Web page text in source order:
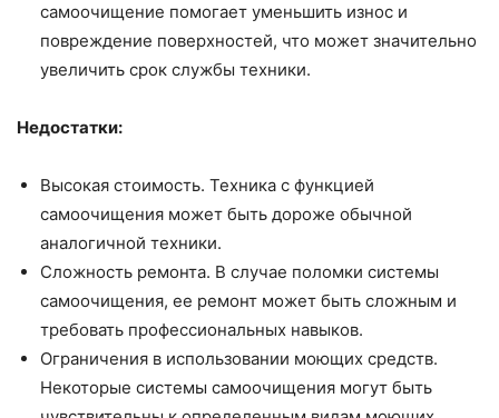
самоочищение помогает уменьшить износ и
повреждение поверхностей, что может значительно
увеличить срок службы техники.
Недостатки:
Высокая стоимость. Техника с функцией
самоочищения может быть дороже обычной
аналогичной техники.
Сложность ремонта. В случае поломки системы
самоочищения, ее ремонт может быть сложным и
требовать профессиональных навыков.
Ограничения в использовании моющих средств.
Некоторые системы самоочищения могут быть